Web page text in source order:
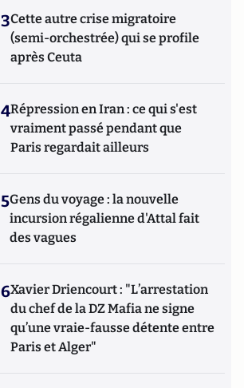
3Cette autre crise migratoire
(semi-orchestrée) qui se profile
après Ceuta
4Répression en Iran : ce qui s'est
vraiment passé pendant que
Paris regardait ailleurs
5Gens du voyage : la nouvelle
incursion régalienne d'Attal fait
des vagues
6Xavier Driencourt : "L’arrestation
du chef de la DZ Mafia ne signe
qu’une vraie-fausse détente entre
Paris et Alger"